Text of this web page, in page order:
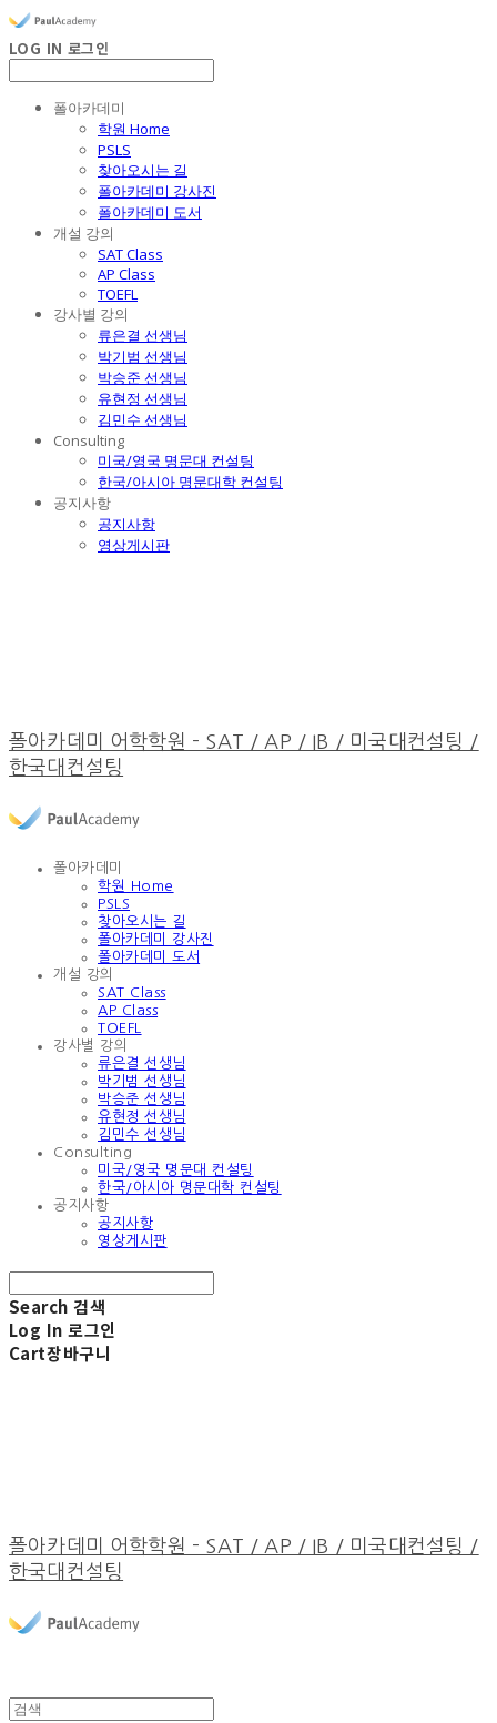
LOG IN 로그인
폴아카데미
학원 Home
PSLS
찾아오시는 길
폴아카데미 강사진
폴아카데미 도서
개설 강의
SAT Class
AP Class
TOEFL
강사별 강의
류은결 선생님
박기범 선생님
박승준 선생님
유현정 선생님
김민수 선생님
Consulting
미국/영국 명문대 컨설팅
한국/아시아 명문대학 컨설팅
공지사항
공지사항
영상게시판
폴아카데미 어학학원 - SAT / AP / IB / 미국대컨설팅 /
한국대컨설팅
폴아카데미
학원 Home
PSLS
찾아오시는 길
폴아카데미 강사진
폴아카데미 도서
개설 강의
SAT Class
AP Class
TOEFL
강사별 강의
류은결 선생님
박기범 선생님
박승준 선생님
유현정 선생님
김민수 선생님
Consulting
미국/영국 명문대 컨설팅
한국/아시아 명문대학 컨설팅
공지사항
공지사항
영상게시판
Search 검색
Log In 로그인
Cart장바구니
폴아카데미 어학학원 - SAT / AP / IB / 미국대컨설팅 /
한국대컨설팅